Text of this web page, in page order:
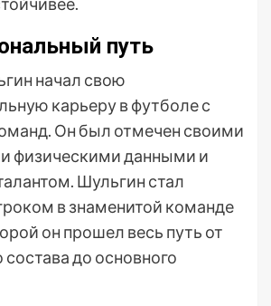
путь
начал свою
карьеру в футболе с
Он был отмечен своими
физическими данными и
Шульгин стал
в знаменитой команде
он прошел весь путь от
до основного